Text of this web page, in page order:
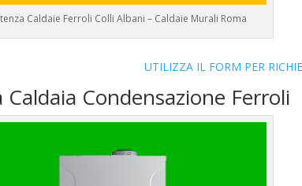
Caldaie Ferroli Colli Albani – Caldaie Murali Roma
UTILIZZA IL FORM PER
Caldaia Condensazione Ferroli